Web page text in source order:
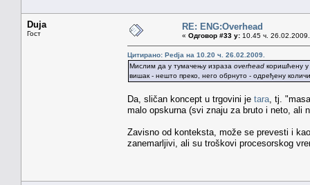
Duja
Гост
RE: ENG:Overhead
« Одговор #33 у: 10.45 ч.
Цитирано: Pedja на 10.20 ч. 26.02.2009.
Мислим да у тумачењу израза overhead коришћену у
вишак - нешто преко, него обрнуто - одређену
Da, sličan koncept u trgovini je tara , tj.
malo opskurna (svi znaju za bruto i neto, ali
Zavisno od konteksta, može se prevesti i
zanemarljivi, ali su troškovi procesorskog